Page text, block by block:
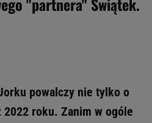
powalczy nie tylko o
roku. Zanim w ogóle